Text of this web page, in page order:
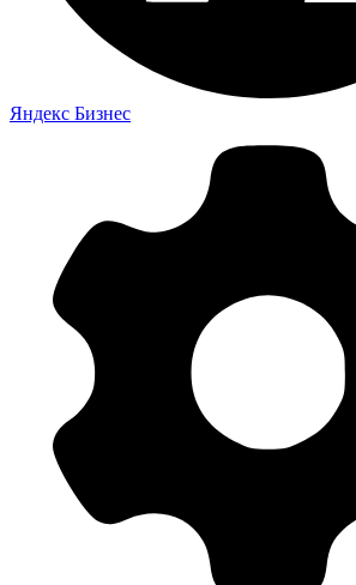
Яндекс Бизнес